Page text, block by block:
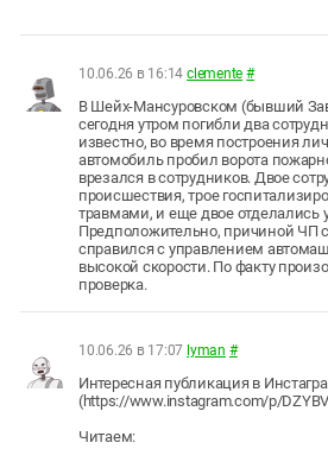
10.06.26 в 16:14 clemente #
В Шейх-Мансуровском (бывший
сегодня утром погибли два
известно, во время построения
автомобиль пробил ворота
врезался в сотрудников. Двое
происшествия, трое
травмами, и еще двое отделались
Предположительно, причиной ЧП
справился с управлением
высокой скорости. По факту
проверка.
10.06.26 в 17:07 lyman #
Интересная публикация в
(https://www.instagram.com/p/
Читаем: